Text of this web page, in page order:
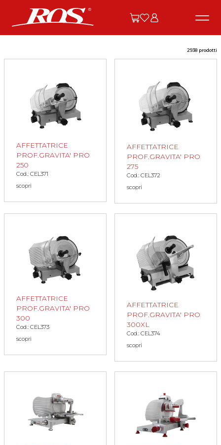
2938 prodotti
AFFETTATRICE
PROF.GRAVITA' PRO
250
Cod.: CEL371
scopri
AFFETTATRICE
PROF.GRAVITA' PRO
275
Cod.: CEL372
scopri
AFFETTATRICE
PROF.GRAVITA' PRO
300
Cod.: CEL373
scopri
AFFETTATRICE
PROF.GRAVITA' PRO
300XL
Cod.: CEL374
scopri